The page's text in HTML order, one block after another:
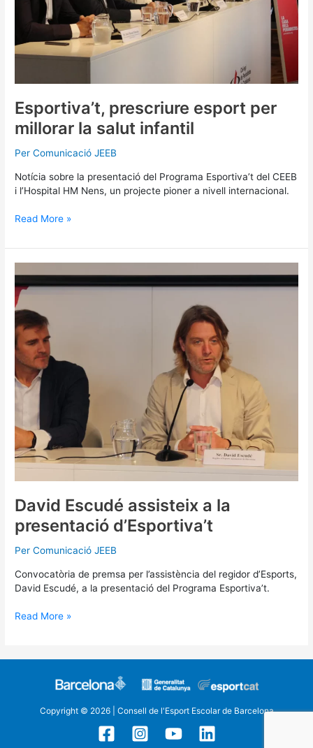
Esportiva’t, prescriure esport per
millorar la salut infantil
Per Comunicació JEEB
Notícia sobre la presentació del Programa Esportiva’t del CEEB
i l’Hospital HM Nens, un projecte pioner a nivell internacional.
Read More »
David Escudé assisteix a la
presentació d’Esportiva’t
Per Comunicació JEEB
Convocatòria de premsa per l’assistència del regidor d’Esports,
David Escudé, a la presentació del Programa Esportiva’t.
Escudé
assisteix
a
la
presentació
d’Esportiva’t
Read More »
Copyright © 2026 | Consell de l'Esport Escolar de Barcelona